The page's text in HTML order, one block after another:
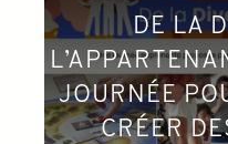
DE LA
JOURNÉE
CRÉER